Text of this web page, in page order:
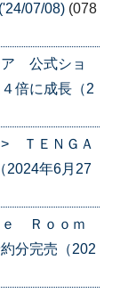
07/08) (078
ア 公式ショ
倍に成長（2
> ＴＥＮＧＡ
2024年6月27
ｅ Ｒｏｏｍ
分完売（202